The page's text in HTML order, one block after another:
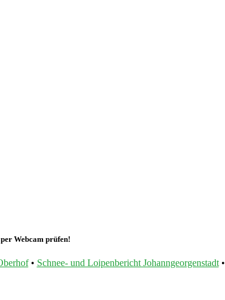
Webcam prüfen!
• Schnee- und Loipenbericht Johanngeorgenstadt•